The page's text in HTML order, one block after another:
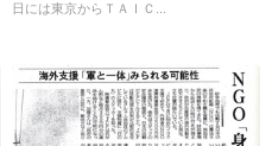
日には東京からＴＡＩＣ...